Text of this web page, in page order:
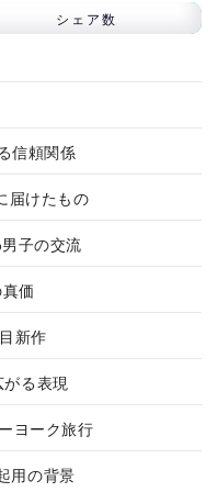
シェア数
信頼関係
届けたもの
子の交流
価
新作
る表現
ヨーク旅行
用の背景